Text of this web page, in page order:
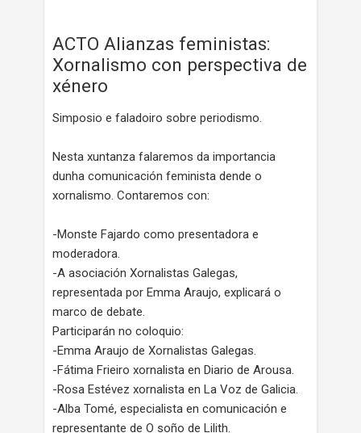
ACTO Alianzas feministas:
Xornalismo con perspectiva de
xénero
Simposio e faladoiro sobre periodismo.
Nesta xuntanza falaremos da importancia
dunha comunicación feminista dende o
xornalismo. Contaremos con:
-Monste Fajardo como presentadora e
moderadora.
-A asociación Xornalistas Galegas,
representada por Emma Araujo, explicará o
marco de debate.
Participarán no coloquio:
-Emma Araujo de Xornalistas Galegas.
-Fátima Frieiro xornalista en Diario de Arousa.
-Rosa Estévez xornalista en La Voz de Galicia.
-Alba Tomé, especialista en comunicación e
representante de O soño de Lilith.